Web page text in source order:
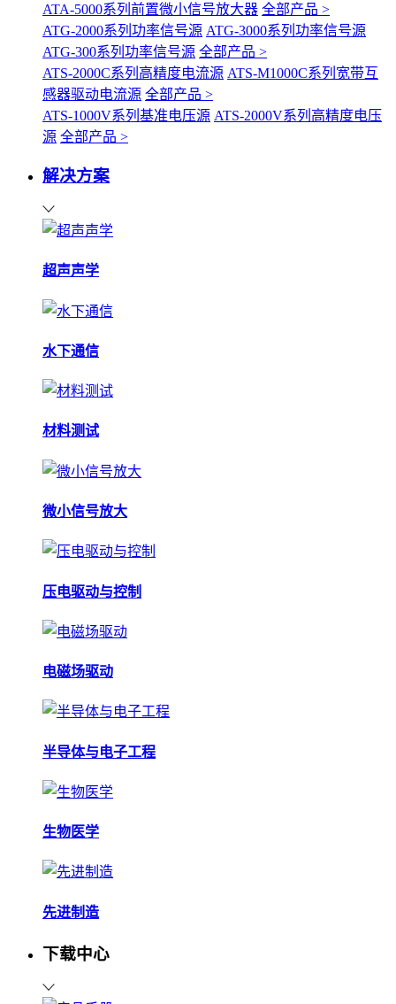
ATA-5000系列前置微小信号放大器 全部产品 >
ATG-2000系列功率信号源 ATG-3000系列功率信号源
ATG-300系列功率信号源 全部产品 >
ATS-2000C系列高精度电流源 ATS-M1000C系列宽带互
感器驱动电流源 全部产品 >
ATS-1000V系列基准电压源 ATS-2000V系列高精度电压
源 全部产品 >
解决方案
超声声学
水下通信
材料测试
微小信号放大
压电驱动与控制
电磁场驱动
半导体与电子工程
生物医学
先进制造
下载中心